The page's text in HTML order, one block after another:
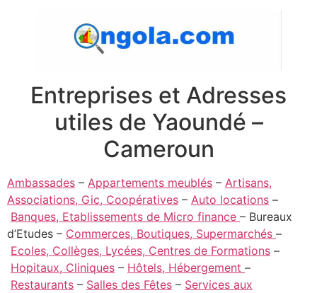
Entreprises et Adresses
utiles de Yaoundé –
Cameroun
Ambassades – Appartements meublés – Artisans,
Associations, Gic, Coopératives – Auto locations –
Banques, Etablissements de Micro finance – Bureaux
d’Etudes – Commerces, Boutiques, Supermarchés –
Ecoles, Collèges, Lycées, Centres de Formations –
Hopitaux, Cliniques – Hôtels, Hébergement –
Restaurants – Salles des Fêtes – Services aux